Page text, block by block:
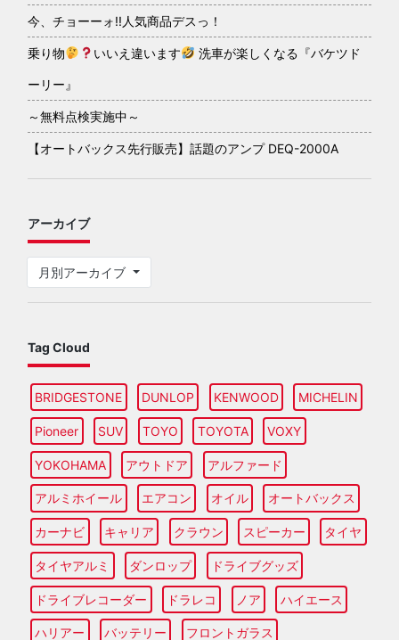
今、チョーーォ!!人気商品デスっ！
乗り物 いいえ違います 洗車が楽しくなる『バケツド
ーリー』
～無料点検実施中～
【オートバックス先行販売】話題のアンプ DEQ-2000A
アーカイブ
月別アーカイブ
Tag Cloud
BRIDGESTONE DUNLOP KENWOOD MICHELIN
Pioneer SUV TOYO TOYOTA VOXY
YOKOHAMA アウトドア アルファード
アルミホイール エアコン オイル オートバックス
カーナビ キャリア クラウン スピーカー タイヤ
タイヤアルミ ダンロップ ドライブグッズ
ドライブレコーダー ドラレコ ノア ハイエース
ハリアー バッテリー フロントガラス